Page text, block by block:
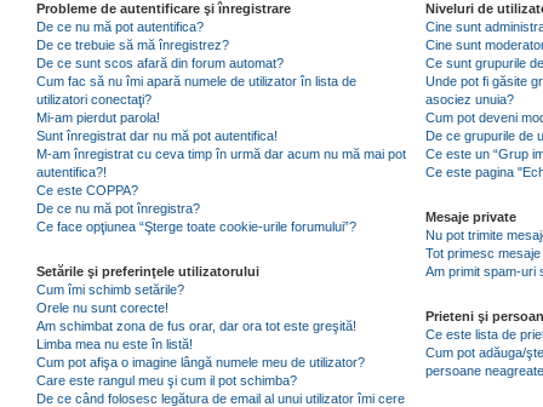
Probleme de autentificare şi înregistrare
De ce nu mă pot autentifica?
De ce trebuie să mă înregistrez?
De ce sunt scos afară din forum automat?
Cum fac să nu îmi apară numele de utilizator în lista de
utilizatori conectaţi?
Mi-am pierdut parola!
Sunt înregistrat dar nu mă pot autentifica!
M-am înregistrat cu ceva timp în urmă dar acum nu mă mai pot
autentifica?!
Ce este COPPA?
De ce nu mă pot înregistra?
Ce face opţiunea “Şterge toate cookie-urile forumului”?
Setările şi preferinţele utilizatorului
Cum îmi schimb setările?
Orele nu sunt corecte!
Am schimbat zona de fus orar, dar ora tot este greşită!
Limba mea nu este în listă!
Cum pot afişa o imagine lângă numele meu de utilizator?
Care este rangul meu şi cum il pot schimba?
De ce când folosesc legătura de email al unui utilizator îmi cere
Niveluri de
Cine sunt
Cine sunt
Ce sunt grupurile
Unde pot fi găsite
asociez unuia?
Cum pot deveni
De ce grupurile de
Ce este un “Grup
Ce este pagina
Mesaje private
Nu pot trimite
Tot primesc
Am primit spam-uri
Prieteni şi
Ce este lista de
Cum pot adăuga/
persoane